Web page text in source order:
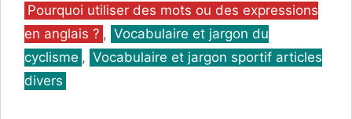
Catégories
Pourquoi utiliser des mots ou des expressions
en anglais ? , Vocabulaire et jargon du
cyclisme , Vocabulaire et jargon sportif articles
divers